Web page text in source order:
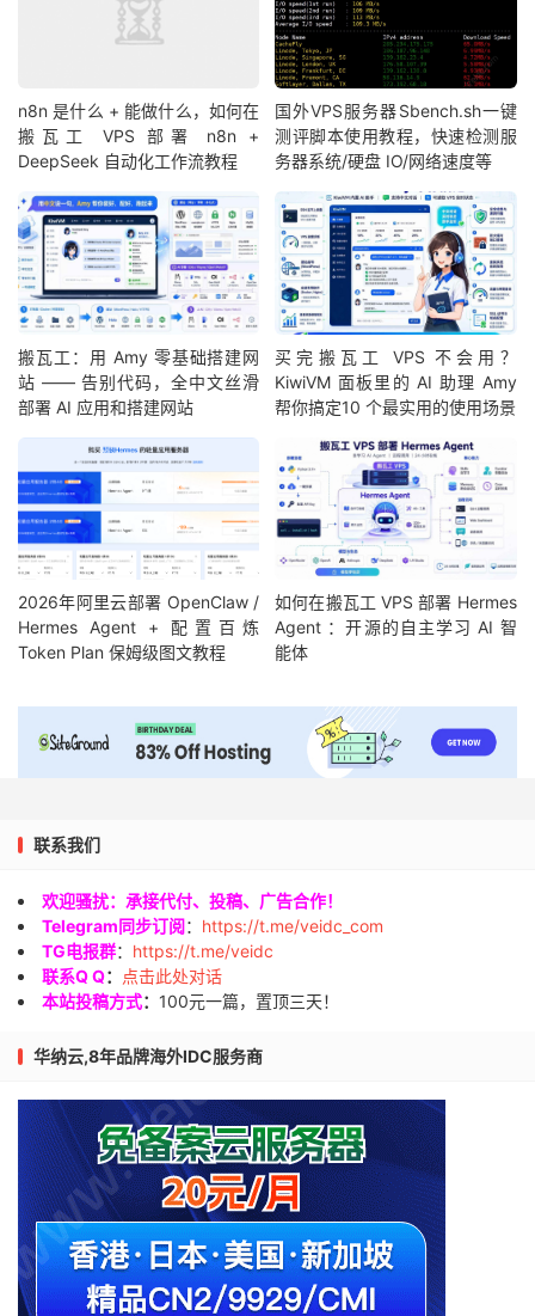
n8n 是什么 + 能做什么，如何在
搬瓦工 VPS 部署 n8n +
DeepSeek 自动化工作流教程
国外VPS服务器Sbench.sh一键
测评脚本使用教程，快速检测服
务器系统/硬盘 IO/网络速度等
搬瓦工：用 Amy 零基础搭建网
站 —— 告别代码，全中文丝滑
部署 AI 应用和搭建网站
买完搬瓦工 VPS 不会用？
KiwiVM 面板里的 AI 助理 Amy
帮你搞定10 个最实用的使用场景
2026年阿里云部署 OpenClaw /
Hermes Agent + 配置百炼
Token Plan 保姆级图文教程
如何在搬瓦工 VPS 部署 Hermes
Agent ：开源的自主学习 AI 智
能体
联系我们
欢迎骚扰：承接代付、投稿、广告合作！
Telegram同步订阅： https://t.me/veidc_com
TG电报群： https://t.me/veidc
联系Q Q：
点击此处对话
本站投稿方式： 100元一篇，置顶三天！
华纳云,8年品牌海外IDC服务商